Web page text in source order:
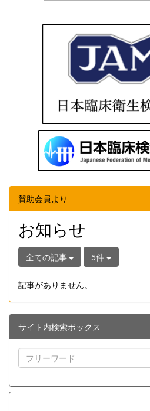
賛助会員より
お知らせ
全ての記事 5件
記事がありません。
サイト内検索ボックス